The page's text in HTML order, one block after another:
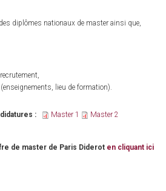
diplômes nationaux de master ainsi que,
lieu de formation).
: Master 1 Master 2
de master de Paris Diderot en cliquant ici